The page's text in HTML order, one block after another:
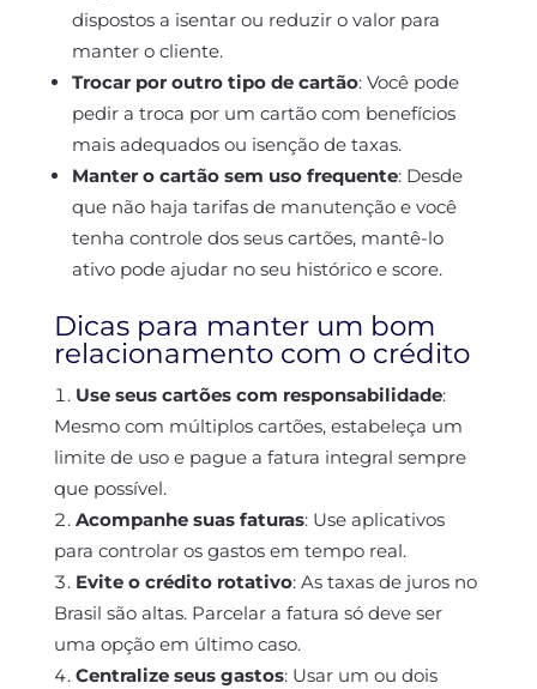
dispostos a isentar ou reduzir o valor para
manter o cliente.
Trocar por outro tipo de cartão: Você pode
pedir a troca por um cartão com benefícios
mais adequados ou isenção de taxas.
Manter o cartão sem uso frequente: Desde
que não haja tarifas de manutenção e você
tenha controle dos seus cartões, mantê-lo
ativo pode ajudar no seu histórico e score.
Dicas para manter um bom
relacionamento com o crédito
Use seus cartões com responsabilidade:
Mesmo com múltiplos cartões, estabeleça um
limite de uso e pague a fatura integral sempre
que possível.
Acompanhe suas faturas: Use aplicativos
para controlar os gastos em tempo real.
Evite o crédito rotativo: As taxas de juros no
Brasil são altas. Parcelar a fatura só deve ser
uma opção em último caso.
Centralize seus gastos: Usar um ou dois